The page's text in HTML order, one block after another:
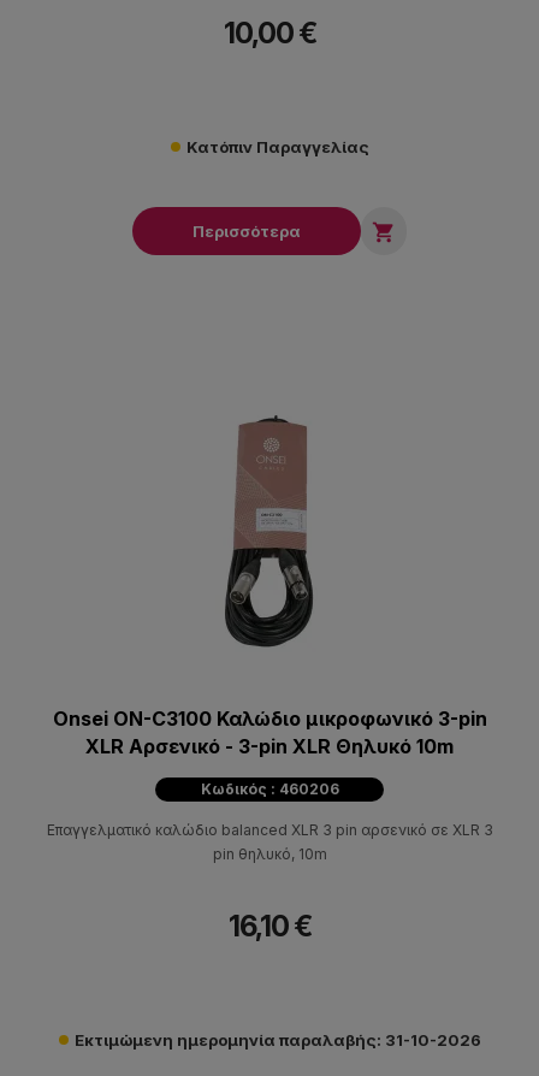
10,00 €
Κατόπιν Παραγγελίας
Περισσότερα 
Onsei ON-C3100 Καλώδιο μικροφωνικό 3-pin
XLR Αρσενικό - 3-pin XLR Θηλυκό 10m
Κωδικός : 460206
Επαγγελματικό καλώδιο balanced XLR 3 pin αρσενικό σε XLR 3
pin θηλυκό, 10m
16,10 €
Εκτιμώμενη ημερομηνία παραλαβής: 31-10-2026